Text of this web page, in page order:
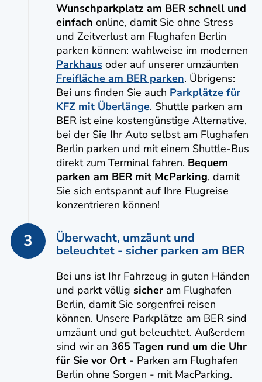
Wunschparkplatz am BER schnell und
einfach online, damit Sie ohne Stress
und Zeitverlust am Flughafen Berlin
parken können: wahlweise im modernen
Parkhaus oder auf unserer umzäunten
Freifläche am BER parken. Übrigens:
Bei uns finden Sie auch Parkplätze für
KFZ mit Überlänge. Shuttle parken am
BER ist eine kostengünstige Alternative,
bei der Sie Ihr Auto selbst am Flughafen
Berlin parken und mit einem Shuttle-Bus
direkt zum Terminal fahren. Bequem
parken am BER mit McParking, damit
Sie sich entspannt auf Ihre Flugreise
konzentrieren können!
3
Überwacht, umzäunt und
beleuchtet - sicher parken am BER
Bei uns ist Ihr Fahrzeug in guten Händen
und parkt völlig sicher am Flughafen
Berlin, damit Sie sorgenfrei reisen
können. Unsere Parkplätze am BER sind
umzäunt und gut beleuchtet. Außerdem
sind wir an 365 Tagen rund um die Uhr
für Sie vor Ort - Parken am Flughafen
Berlin ohne Sorgen - mit MacParking.